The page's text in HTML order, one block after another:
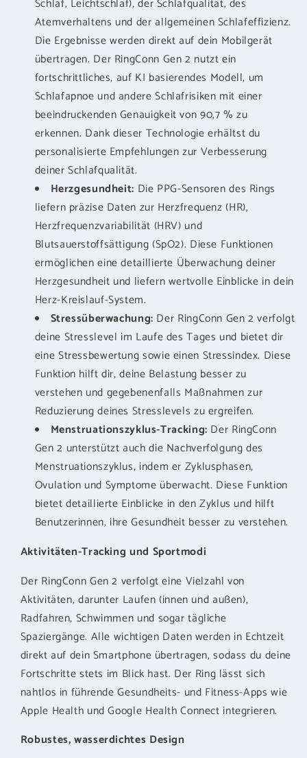
Schlaf, Leichtschlaf), der Schlafqualität, des
Atemverhaltens und der allgemeinen Schlafeffizienz.
Die Ergebnisse werden direkt auf dein Mobilgerät
übertragen. Der RingConn Gen 2 nutzt ein
fortschrittliches, auf KI basierendes Modell, um
Schlafapnoe und andere Schlafrisiken mit einer
beeindruckenden Genauigkeit von 90,7 % zu
erkennen. Dank dieser Technologie erhältst du
personalisierte Empfehlungen zur Verbesserung
deiner Schlafqualität.
Herzgesundheit: Die PPG-Sensoren des Rings
liefern präzise Daten zur Herzfrequenz (HR),
Herzfrequenzvariabilität (HRV) und
Blutsauerstoffsättigung (SpO2). Diese Funktionen
ermöglichen eine detaillierte Überwachung deiner
Herzgesundheit und liefern wertvolle Einblicke in dein
Herz-Kreislauf-System.
Stressüberwachung: Der RingConn Gen 2 verfolgt
deine Stresslevel im Laufe des Tages und bietet dir
eine Stressbewertung sowie einen Stressindex. Diese
Funktion hilft dir, deine Belastung besser zu
verstehen und gegebenenfalls Maßnahmen zur
Reduzierung deines Stresslevels zu ergreifen.
Menstruationszyklus-Tracking: Der RingConn
Gen 2 unterstützt auch die Nachverfolgung des
Menstruationszyklus, indem er Zyklusphasen,
Ovulation und Symptome überwacht. Diese Funktion
bietet detaillierte Einblicke in den Zyklus und hilft
Benutzerinnen, ihre Gesundheit besser zu verstehen.
Aktivitäten-Tracking und Sportmodi
Der RingConn Gen 2 verfolgt eine Vielzahl von
Aktivitäten, darunter Laufen (innen und außen),
Radfahren, Schwimmen und sogar tägliche
Spaziergänge. Alle wichtigen Daten werden in Echtzeit
direkt auf dein Smartphone übertragen, sodass du deine
Fortschritte stets im Blick hast. Der Ring lässt sich
nahtlos in führende Gesundheits- und Fitness-Apps wie
Apple Health und Google Health Connect integrieren.
Robustes, wasserdichtes Design